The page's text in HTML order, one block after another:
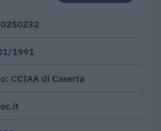
1991
CCIAA di Caserta